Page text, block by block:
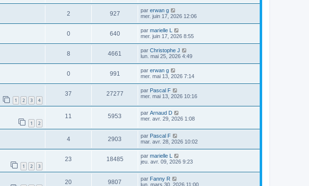
2 927 par erwan g
mer. juin 17, 2026 12:06
0 640 par marielle L
mer. juin 17, 2026 8:55
8 4661 par Christophe J
lun. mai 25, 2026 4:49
0 991 par erwan g
mer. mai 13, 2026 7:14
1 2 3 4
37 27277 par Pascal F
mer. mai 13, 2026 10:16
1 2
11 5953 par Arnaud D
mer. avr. 29, 2026 1:08
4 2903 par Pascal F
mar. avr. 28, 2026 10:02
1 2 3
23 18485 par marielle L
jeu. avr. 09, 2026 9:23
20 9807 par Fanny R
lun. mars 30, 2026 11:00